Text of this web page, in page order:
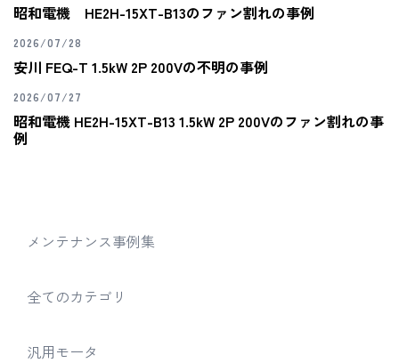
昭和電機 HE2H-15XT-B13のファン割れの事例
2026/07/28
安川 FEQ-T 1.5kW 2P 200Vの不明の事例
2026/07/27
昭和電機 HE2H-15XT-B13 1.5kW 2P 200Vのファン割れの事
例
メンテナンス事例集
全てのカテゴリ
汎用モータ